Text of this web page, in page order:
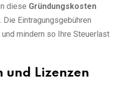
diese Gründungskosten
. Die Eintragungsgebühren
mindern so Ihre Steuerlast
und Lizenzen